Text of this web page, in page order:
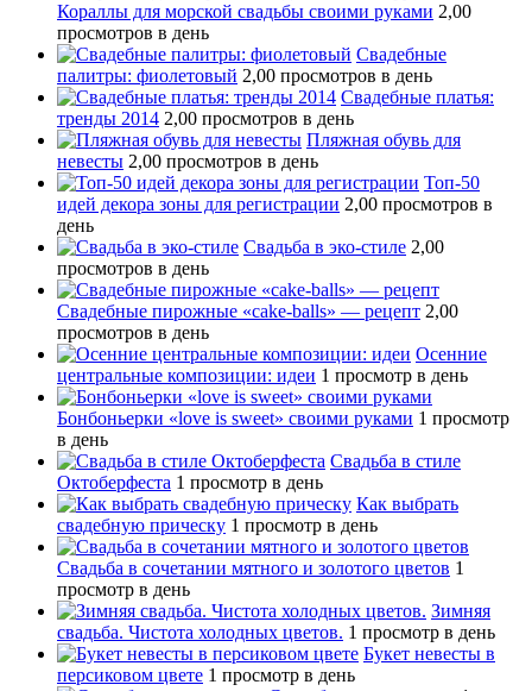
Кораллы для морской свадьбы своими руками 2,00
просмотров в день
Свадебные
палитры: фиолетовый 2,00 просмотров в день
Свадебные платья:
тренды 2014 2,00 просмотров в день
Пляжная обувь для
невесты 2,00 просмотров в день
Топ-50
идей декора зоны для регистрации 2,00 просмотров в
день
Свадьба в эко-стиле 2,00
просмотров в день
Свадебные пирожные «cake-balls» — рецепт 2,00
просмотров в день
Осенние
центральные композиции: идеи 1 просмотр в день
Бонбоньерки «love is sweet» своими руками 1 просмотр
в день
Свадьба в стиле
Октоберфеста 1 просмотр в день
Как выбрать
свадебную прическу 1 просмотр в день
Свадьба в сочетании мятного и золотого цветов 1
просмотр в день
Зимняя
свадьба. Чистота холодных цветов. 1 просмотр в день
Букет невесты в
персиковом цвете 1 просмотр в день